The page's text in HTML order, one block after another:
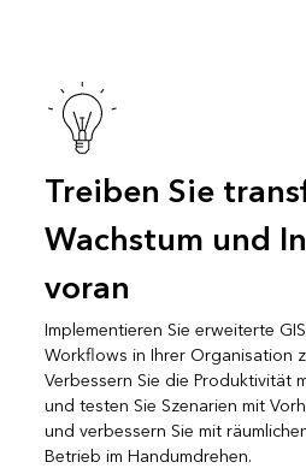
Treiben Sie
Wachstum und
voran
Implementieren Sie erweiterte
Workflows in Ihrer Organisation
Verbessern Sie die Produktivität
und testen Sie Szenarien mit
und verbessern Sie mit
Betrieb im Handumdrehen.